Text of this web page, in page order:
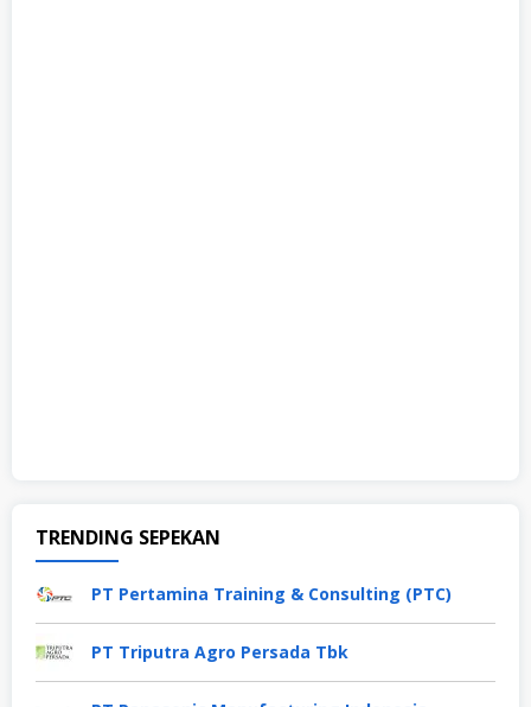
TRENDING SEPEKAN
PT Pertamina Training & Consulting (PTC)
PT Triputra Agro Persada Tbk